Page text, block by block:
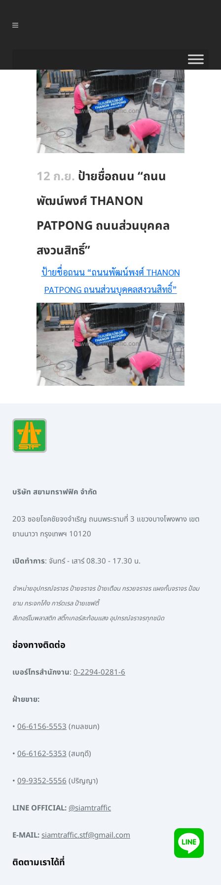
12 ก.ย. ป้ายชื่อถนน “ถนน
พัฒน์พงศ์ THANON
PATPONG ถนนส่วนบุคคล
สงวนสิทธิ์”
ป้ายชื่อถนน “ถนนพัฒน์พงศ์ THANON
PATPONG ถนนส่วนบุคคลสงวนสิทธิ์”
บริษัท สยามทราฟฟิค จำกัด
203 ซอยโชคชัยจงจำเริญ ถนนพระรามที่ 3 แขวงบางโพงพาง เขต
ยานนาวา กรุงเทพฯ 10120
เปิดทำการ: จันทร์ - เสาร์ 08.30 - 17.30 น.
จำหน่ายอุปกรณ์จราจร ป้ายจราจร ป้ายเตือน กรวยจราจร แผงกั้นจราจร ป้อม
ยาม กระจกโค้ง การ์ดเรล ป้ายเซฟตี้
สีเทอร์โมพลาสติก สติ๊กเกอร์สะท้อนแสง อุปกรณ์จราจรทุกชนิด
ช่องทางติดต่อ
เบอร์โทรสำนักงาน: 0-2294-0281-6
ฝ่ายขาย:
• 06-6156-5553(กมลชนก)
• 06-6162-5353(สมฤดี)
• 09-9352-5556(ปริญญา)
LINE OFFICIAL:@siamtraffic
E-MAIL:siamtraffic.stf@gmail.com
ติดตามเราได้ที่